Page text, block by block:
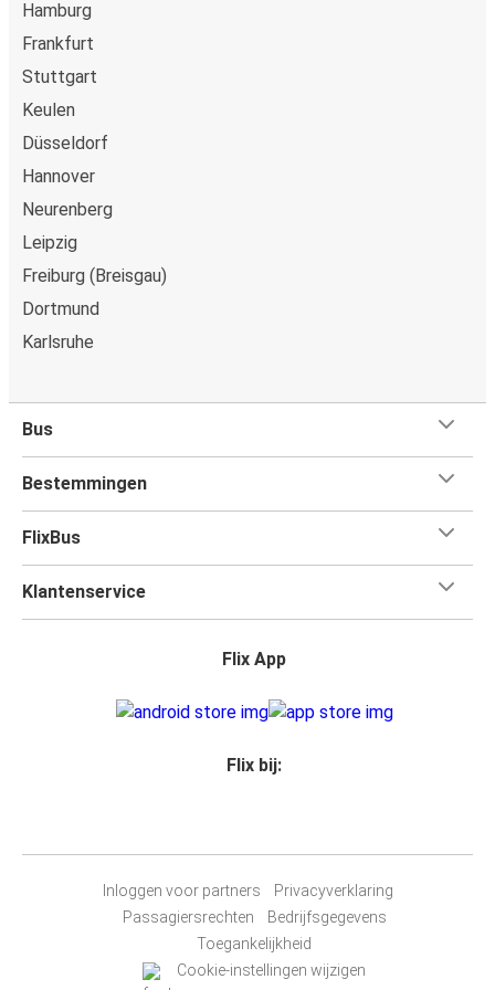
Hamburg
Frankfurt
Stuttgart
Keulen
Düsseldorf
Hannover
Neurenberg
Leipzig
Freiburg (Breisgau)
Dortmund
Karlsruhe
Bus
Bestemmingen
FlixBus
Klantenservice
Flix App
Flix bij:
Inloggen voor partners
Privacyverklaring
Passagiersrechten
Bedrijfsgegevens
Toegankelijkheid
Cookie-instellingen wijzigen